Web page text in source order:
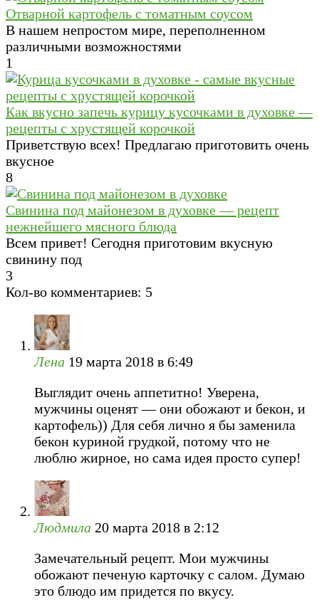
Отварной картофель с томатным соусом
В нашем непростом мире, переполненном
различными возможностями
1
Как вкусно запечь курицу кусочками в духовке —
рецепты с хрустящей корочкой
Приветствую всех! Предлагаю приготовить очень
вкусное
8
Свинина под майонезом в духовке — рецепт
нежнейшего мясного блюда
Всем привет! Сегодня приготовим вкусную
свинину под
3
Кол-во комментариев: 5
Лена 19 марта 2018 в 6:49
Выглядит очень аппетитно! Уверена,
мужчины оценят — они обожают и бекон, и
картофель)) Для себя лично я бы заменила
бекон куриной грудкой, потому что не
люблю жирное, но сама идея просто супер!
Людмила 20 марта 2018 в 2:12
Замечательный рецепт. Мои мужчины
обожают печеную карточку с салом. Думаю
это блюдо им придется по вкусу.